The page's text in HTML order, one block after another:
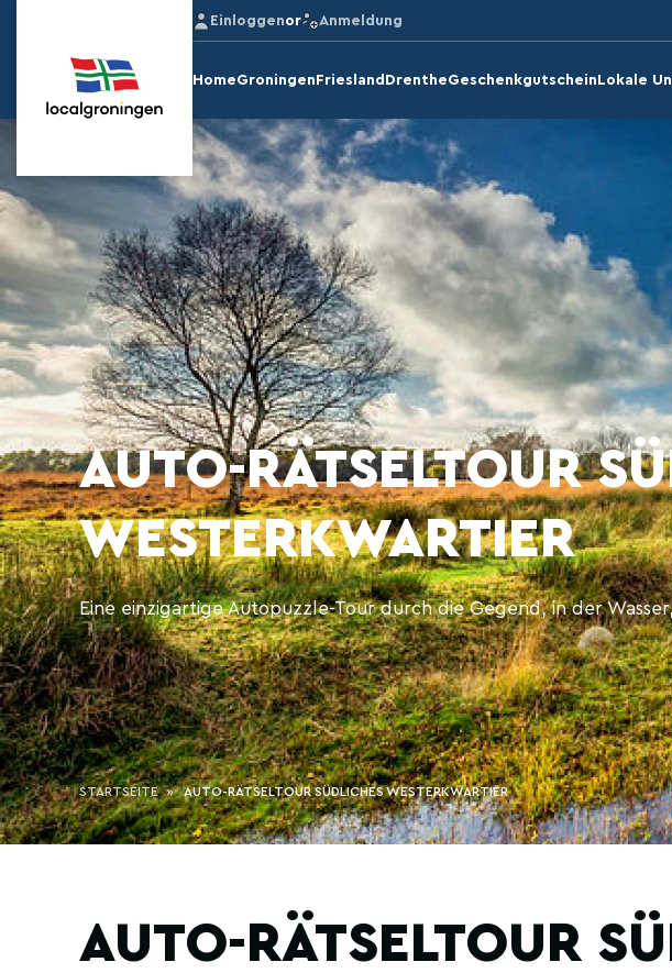
Einloggenor Anmeldung
HomeGroningen Friesland DrentheGeschenkgutschein Lokale
AUTO-RÄTSELTOUR
WESTERKWARTIER
Eine einzigartige Autopuzzle-Tour durch die Gegend, in der
STARTSEITE AUTO-RÄTSELTOUR SÜDLICHES WESTERKWARTIER
AUTO-RÄTSELTOUR